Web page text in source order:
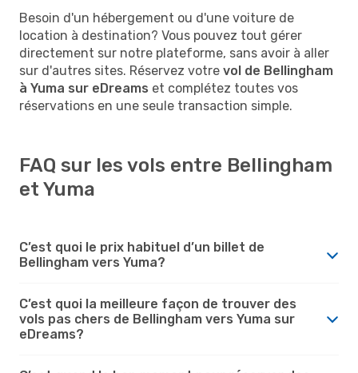
Besoin d'un hébergement ou d'une voiture de
location à destination? Vous pouvez tout gérer
directement sur notre plateforme, sans avoir à aller
sur d'autres sites. Réservez votre vol de Bellingham
à Yuma sur eDreams et complétez toutes vos
réservations en une seule transaction simple.
FAQ sur les vols entre Bellingham
et Yuma
C’est quoi le prix habituel d’un billet de
Bellingham vers Yuma?
C’est quoi la meilleure façon de trouver des
vols pas chers de Bellingham vers Yuma sur
eDreams?